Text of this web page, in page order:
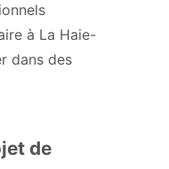
à La Haie-
dans des
de